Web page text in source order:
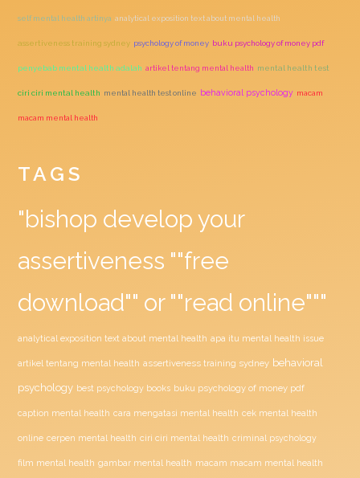
self mental health artinya analytical exposition text about mental health
assertiveness training sydney psychology of money buku psychology of money pdf
penyebab mental health adalah artikel tentang mental health mental health test
ciri ciri mental health mental health test online behavioral psychology macam
macam mental health
TAGS
"bishop develop your
assertiveness ""free
download"" or ""read online"""
analytical exposition text about mental health apa itu mental health issue
artikel tentang mental health assertiveness training sydney behavioral
psychology best psychology books buku psychology of money pdf
caption mental health cara mengatasi mental health cek mental health
online cerpen mental health ciri ciri mental health criminal psychology
film mental health gambar mental health macam macam mental health